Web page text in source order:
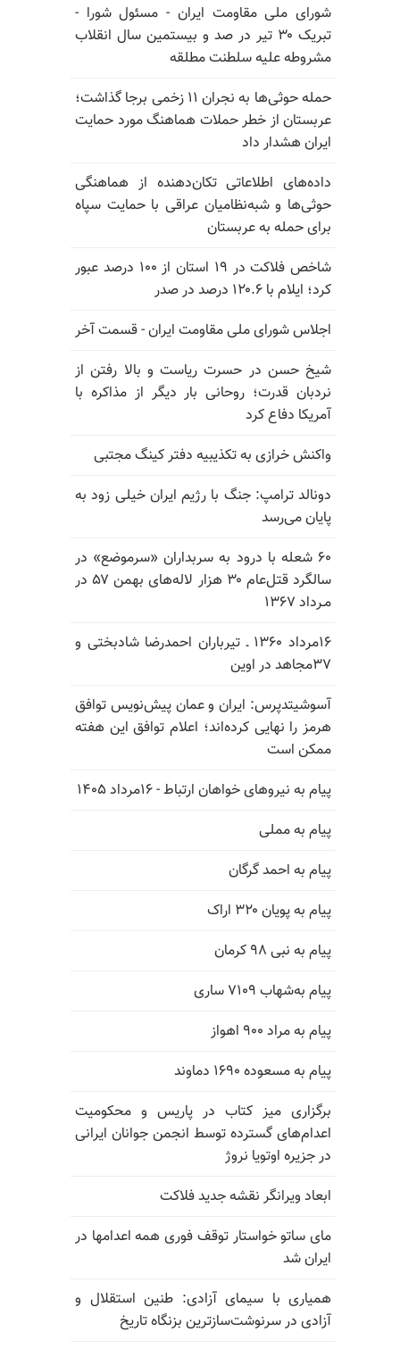
شورای ملی مقاومت ایران - مسئول شورا -
تبریک ۳۰ تیر در صد و بیستمین سال انقلاب
مشروطه علیه سلطنت مطلقه
حمله حوثی‌ها به نجران ۱۱ زخمی برجا گذاشت؛
عربستان از خطر حملات هماهنگ مورد حمایت
ایران هشدار داد
داده‌های اطلاعاتی تکان‌دهنده از هماهنگی
حوثی‌ها و شبه‌نظامیان عراقی با حمایت سپاه
برای حمله به عربستان
شاخص فلاکت در ۱۹ استان از ۱۰۰ درصد عبور
کرد؛ ایلام با ۱۲۰.۶ درصد در صدر
اجلاس شورای ملی مقاومت ایران - قسمت آخر
شیخ حسن در حسرت ریاست و بالا رفتن از
نردبان قدرت؛ روحانی بار دیگر از مذاکره با
آمریکا دفاع کرد
واکنش خرازی به تکذیبیه دفتر کینگ مجتبی
دونالد ترامپ: جنگ با رژیم ایران خیلی زود به
پایان می‌رسد
۶۰ شعله با درود به سربداران «سرموضع» در
سالگرد قتل‌عام ۳۰ هزار لاله‌های بهمن ۵۷ در
مـرداد ۱۳۶۷
۱۶مرداد ۱۳۶۰ ـ تیرباران احمدرضا شادبختی و
۳۷مجاهد در اوین
آسوشیتدپرس: ایران و عمان پیش‌نویس توافق
هرمز را نهایی کرده‌اند؛ اعلام توافق این هفته
ممکن است
پیام به نیروهای خواهان ارتباط - ۱۶مرداد ۱۴۰۵
پیام به مملی
پیام به احمد گرگان
پیام به پویان ۳۲۰ اراک
پیام به نبی ۹۸ کرمان
پیام به‌شهاب ۷۱۰۹ ساری
پیام به مراد ۹۰۰ اهواز
پیام به مسعوده ۱۶۹۰ دماوند
برگزاری میز کتاب در پاریس و محکومیت
اعدام‌های گسترده توسط انجمن جوانان ایرانی
در جزیره اوتویا نروژ
ابعاد ویرانگر نقشه جدید فلاکت
مای ساتو خواستار توقف فوری همه اعدامها در
ایران شد
همیاری با سیمای آزادی: طنین استقلال و
آزادی در سرنوشت‌سازترین بزنگاه تاریخ